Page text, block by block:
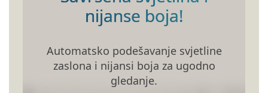
nijanse boja!
Automatsko podešavanje svjetline
zaslona i nijansi boja za ugodno
gledanje.